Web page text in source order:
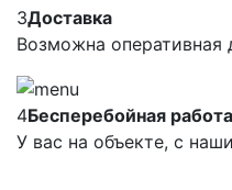
3Доставка
Возможна оперативная
4Бесперебойная
У вас на объекте, с